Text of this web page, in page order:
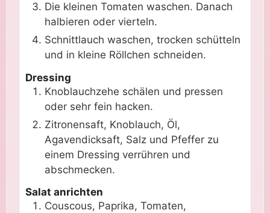
Die kleinen Tomaten waschen. Danach
halbieren oder vierteln.
Schnittlauch waschen, trocken schütteln
und in kleine Röllchen schneiden.
Dressing
Knoblauchzehe schälen und pressen
oder sehr fein hacken.
Zitronensaft, Knoblauch, Öl,
Agavendicksaft, Salz und Pfeffer zu
einem Dressing verrühren und
abschmecken.
Salat anrichten
Couscous, Paprika, Tomaten,